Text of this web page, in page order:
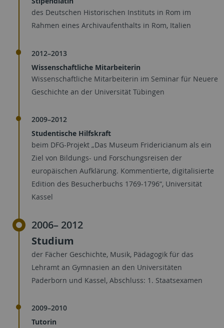
des Deutschen Historischen Instituts in Rom im
Rahmen eines Archivaufenthalts in Rom, Italien
2012–2013
Wissenschaftliche Mitarbeiterin
Wissenschaftliche Mitarbeiterin im Seminar für Neuere
Geschichte an der Universität Tübingen
2009–2012
Studentische Hilfskraft
beim DFG-Projekt „Das Museum Fridericianum als ein
Ziel von Bildungs- und Forschungsreisen der
europäischen Aufklärung. Kommentierte, digitalisierte
Edition des Besucherbuchs 1769-1796“, Universität
Kassel
2006– 2012
Studium
der Fächer Geschichte, Musik, Pädagogik für das
Lehramt an Gymnasien an den Universitäten
Paderborn und Kassel, Abschluss: 1. Staatsexamen
2009–2010
Tutorin